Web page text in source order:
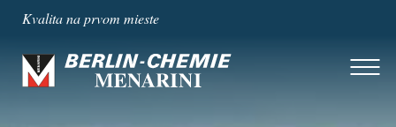
Kvalita na prvom mieste